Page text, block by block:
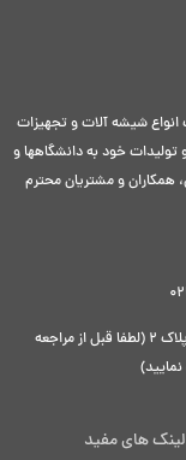
شیشه آلات و تجهیزات
تولیدات خود به دانشگاهها و
همکاران و مشتریان محترم
تهران،خ قزوین ، خ سبحانی، کوچه توده دهقان، پلاک ۲ (لطفا قبل از مراجعه
لینک های مفید